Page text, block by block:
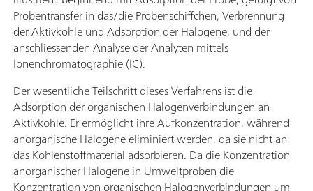
Probentransfer in das/die Probenschiffchen, Verbrennung
der Aktivkohle und Adsorption der Halogene, und der
anschliessenden Analyse der Analyten mittels
Ionenchromatographie (IC).
Der wesentliche Teilschritt dieses Verfahrens ist die
Adsorption der organischen Halogenverbindungen an
Aktivkohle. Er ermöglicht ihre Aufkonzentration, während
anorganische Halogene eliminiert werden, da sie nicht an
das Kohlenstoffmaterial adsorbieren. Da die Konzentration
anorganischer Halogene in Umweltproben die
Konzentration von organischen Halogenverbindungen um